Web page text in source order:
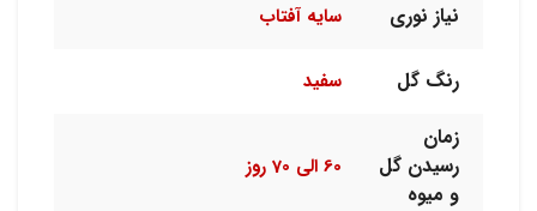
نیاز نوری سایه آفتاب
رنگ گل سفید
زمان
رسیدن گل
و میوه
60 الی 70 روز